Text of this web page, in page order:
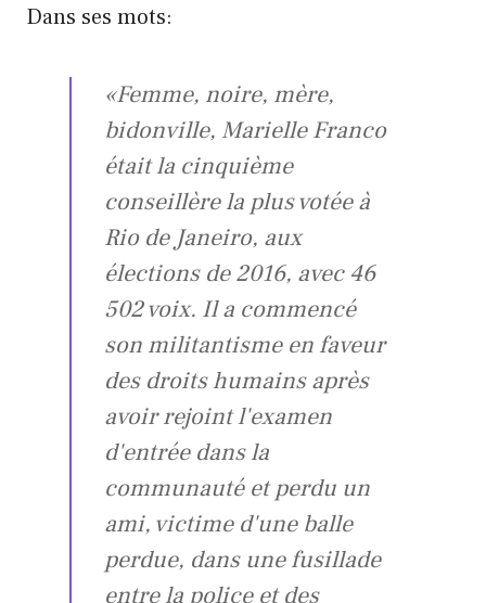
Dans ses mots:
«Femme, noire, mère,
bidonville, Marielle Franco
était la cinquième
conseillère la plus votée à
Rio de Janeiro, aux
élections de 2016, avec 46
502 voix. Il a commencé
son militantisme en faveur
des droits humains après
avoir rejoint l'examen
d'entrée dans la
communauté et perdu un
ami, victime d'une balle
perdue, dans une fusillade
entre la police et des